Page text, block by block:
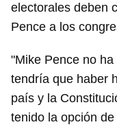
electorales deben
Pence a los
"Mike Pence no
tendría que haber
país y la
tenido la opción